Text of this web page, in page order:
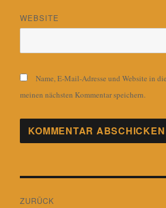
WEBSITE
Name, E-Mail-Adresse und Website in
meinen nächsten Kommentar speichern.
ZURÜCK